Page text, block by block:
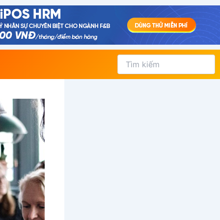
Tìm
kiếm